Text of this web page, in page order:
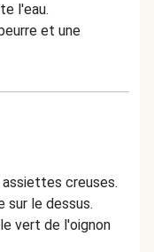
l'eau.
et une
creuses.
sur le dessus.
vert de l'oignon